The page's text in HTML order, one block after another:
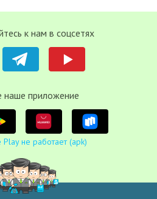
к нам в соцсетях
наше приложение
не работает (apk)